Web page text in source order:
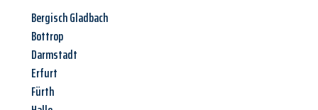
Bergisch Gladbach
Bottrop
Darmstadt
Erfurt
Fürth